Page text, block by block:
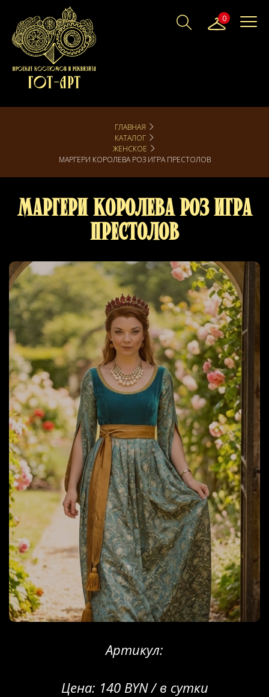
0
ГЛАВНАЯ
КАТАЛОГ
ЖЕНСКОЕ
МАРГЕРИ КОРОЛЕВА РОЗ ИГРА ПРЕСТОЛОВ
Маргери Королева роз Игра
Престолов
Артикул:
Цена: 140 BYN / в сутки